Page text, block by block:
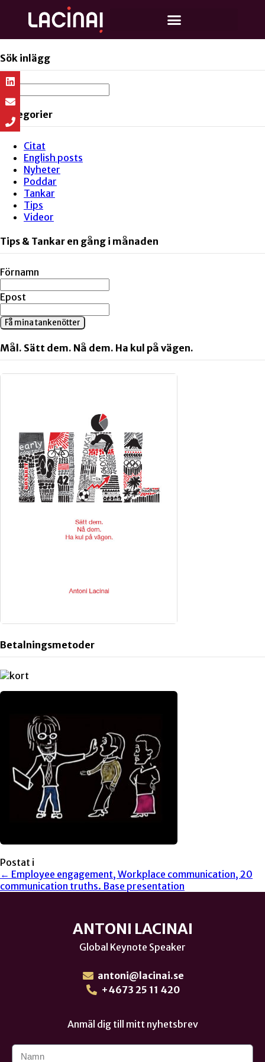
Sök inlägg
Kategorier
Citat
English posts
Nyheter
Poddar
Tankar
Tips
Videor
Tips & Tankar en gång i månaden
Förnamn
Epost
Få mina tankenötter
Mål. Sätt dem. Nå dem. Ha kul på vägen.
Betalningsmetoder
Postat i
← Employee engagement, Workplace communication, 20
communication truths. Base presentation
ANTONI LACINAI
Global Keynote Speaker
antoni@lacinai.se
+4673 25 11 420
Anmäl dig till mitt nyhetsbrev